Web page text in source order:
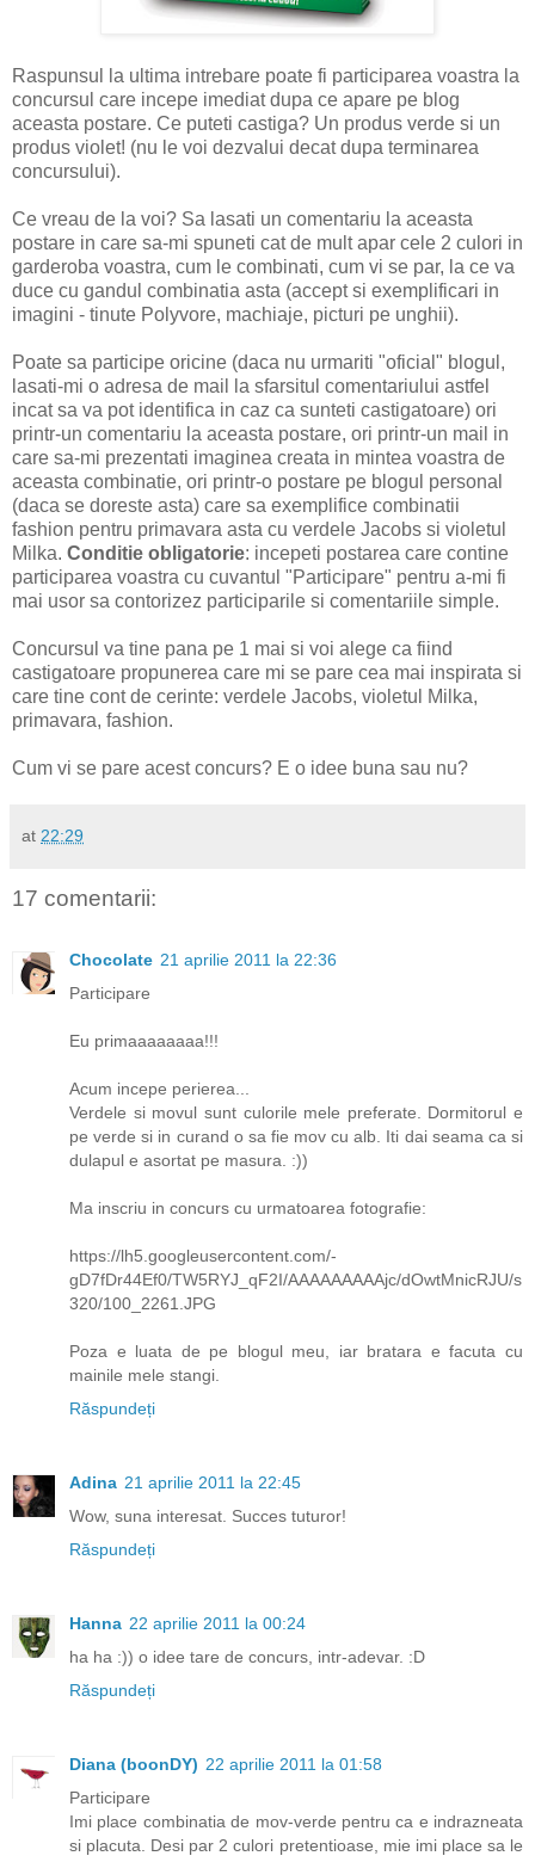
Raspunsul la ultima intrebare poate fi participarea voastra la
concursul care incepe imediat dupa ce apare pe blog
aceasta postare. Ce puteti castiga? Un produs verde si un
produs violet! (nu le voi dezvalui decat dupa terminarea
concursului).
Ce vreau de la voi? Sa lasati un comentariu la aceasta
postare in care sa-mi spuneti cat de mult apar cele 2 culori in
garderoba voastra, cum le combinati, cum vi se par, la ce va
duce cu gandul combinatia asta (accept si exemplificari in
imagini - tinute Polyvore, machiaje, picturi pe unghii).
Poate sa participe oricine (daca nu urmariti "oficial" blogul,
lasati-mi o adresa de mail la sfarsitul comentariului astfel
incat sa va pot identifica in caz ca sunteti castigatoare) ori
printr-un comentariu la aceasta postare, ori printr-un mail in
care sa-mi prezentati imaginea creata in mintea voastra de
aceasta combinatie, ori printr-o postare pe blogul personal
(daca se doreste asta) care sa exemplifice combinatii
fashion pentru primavara asta cu verdele Jacobs si violetul
Milka. Conditie obligatorie: incepeti postarea care contine
participarea voastra cu cuvantul "Participare" pentru a-mi fi
mai usor sa contorizez participarile si comentariile simple.
Concursul va tine pana pe 1 mai si voi alege ca fiind
castigatoare propunerea care mi se pare cea mai inspirata si
care tine cont de cerinte: verdele Jacobs, violetul Milka,
primavara, fashion.
Cum vi se pare acest concurs? E o idee buna sau nu?
at 22:29
17 comentarii:
Chocolate 21 aprilie 2011 la 22:36
Participare
Eu primaaaaaaaa!!!
Acum incepe perierea...
Verdele si movul sunt culorile mele preferate. Dormitorul e
pe verde si in curand o sa fie mov cu alb. Iti dai seama ca si
dulapul e asortat pe masura. :))
Ma inscriu in concurs cu urmatoarea fotografie:
https://lh5.googleusercontent.com/-
gD7fDr44Ef0/TW5RYJ_qF2I/AAAAAAAAAjc/dOwtMnicRJU/s
320/100_2261.JPG
Poza e luata de pe blogul meu, iar bratara e facuta cu
mainile mele stangi.
Răspundeți
Adina 21 aprilie 2011 la 22:45
Wow, suna interesat. Succes tuturor!
Răspundeți
Hanna 22 aprilie 2011 la 00:24
ha ha :)) o idee tare de concurs, intr-adevar. :D
Răspundeți
Diana (boonDY) 22 aprilie 2011 la 01:58
Participare
Imi place combinatia de mov-verde pentru ca e indrazneata
si placuta. Desi par 2 culori pretentioase, mie imi place sa le